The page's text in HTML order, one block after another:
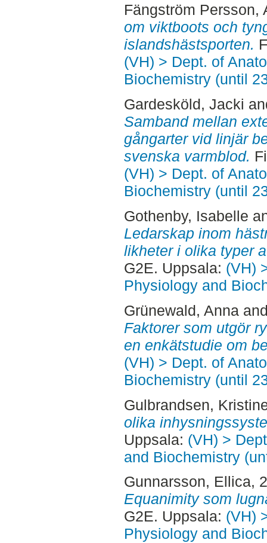
Fängström Persson,
om viktboots och
islandshästsporten.
(VH) > Dept. of
Biochemistry (until
Gardesköld, Jacki
Samband mellan
gångarter vid linjär
svenska varmblod.
(VH) > Dept. of
Biochemistry (until
Gothenby, Isabelle
Ledarskap inom
likheter i olika typer
G2E. Uppsala: (VH)
Physiology and
Grünewald, Anna
Faktorer som utgör
en enkätstudie om
(VH) > Dept. of
Biochemistry (until
Gulbrandsen,
olika
Uppsala: (VH) >
and Biochemistry
Gunnarsson, Ellica,
Equanimity som
G2E. Uppsala: (VH)
Physiology and